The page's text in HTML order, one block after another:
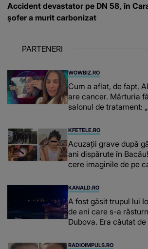
Accident devastator pe DN 58, în
șofer a murit carbonizat
PARTENERI
WOWBIZ.RO
Cum a aflat, de fapt,
are cancer. Mărturia
salonul de tratament:
înțepe sânul”
KFETELE.RO
Acuzații grave după
ani dispărute în
cere imaginile de pe
mea...”
KANALD.RO
A fost găsit trupul lui
de ani care s-a
Dubova. Era căutat
RADIOIMPULS.RO